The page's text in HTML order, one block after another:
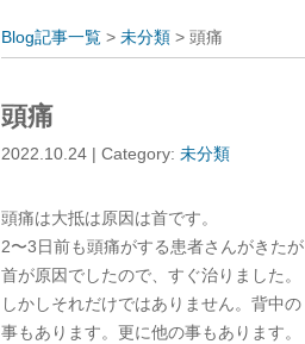
Blog記事一覧 > 未分類 > 頭痛
頭痛
2022.10.24 | Category: 未分類
頭痛は大抵は原因は首です。
2〜3日前も頭痛がする患者さんがきたが
首が原因でしたので、すぐ治りました。
しかしそれだけではありません。背中の
事もあります。更に他の事もあります。